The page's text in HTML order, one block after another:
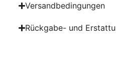
Versandbedingungen
Rückgabe- und